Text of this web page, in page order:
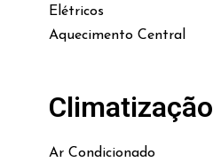
Elétricos
Aquecimento Central
Climatização
Ar Condicionado